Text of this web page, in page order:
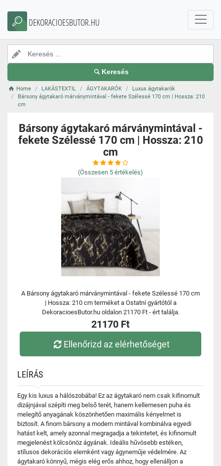
DEKORACIOESBUTOR.HU
Keresés
Home LAKÁSTEXTIL ÁGYTAKARÓK
Luxus ágytakarók
Bársony ágytakaró márványmintával - fekete Szélessé 170 cm | Hossza: 210
cm
Bársony ágytakaró márványmintával -
fekete Szélessé 170 cm | Hossza: 210
cm
(Összesen 5 értékelés)
A Bársony ágytakaró márványmintával - fekete Szélessé 170 cm
| Hossza: 210 cm terméket a Ostatní gyártótól a
DekoracioesButor.hu oldalon 21170 Ft - ért találja.
21170 Ft
Ellenőrizd az elérhetőséget
LEÍRÁS
Egy kis luxus a hálószobába! Ez az ágytakaró nem csak kifinomult
dizájnjával szépíti meg belső terét, hanem kellemesen puha és
melegítő anyagának köszönhetően maximális kényelmet is
biztosít. A finom bársony a modern mintával kombinálva egyedi
hatást kelt, amely azonnal megragadja a tekintetet, és kifinomult
megjelenést kölcsönöz ágyának. Ideális hűvösebb estéken,
stílusos dekorációs elemként vagy ágyneműje védelmére. Az
ágytakaró könnyű, mégis elég erős ahhoz, hogy ellenálljon a